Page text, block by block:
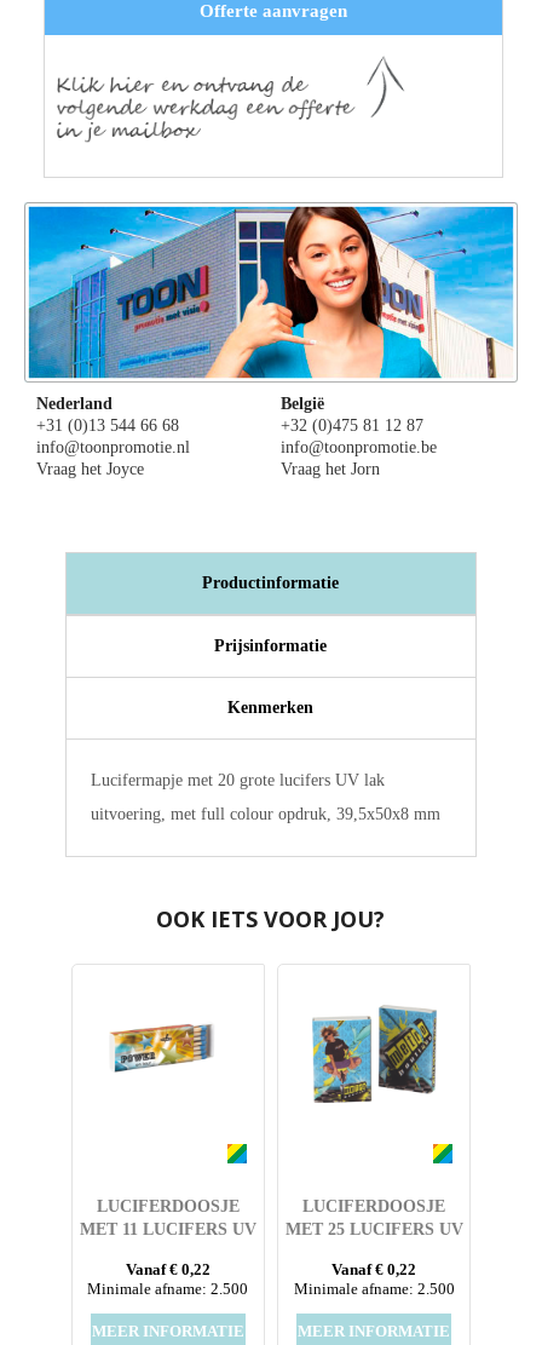
Offerte aanvragen
Nederland
+31 (0)13 544 66 68
info@toonpromotie.nl
Vraag het Joyce
België
+32 (0)475 81 12 87
info@toonpromotie.be
Vraag het Jorn
Productinformatie
Prijsinformatie
Kenmerken
Lucifermapje met 20 grote lucifers UV lak
uitvoering, met full colour opdruk, 39,5x50x8 mm
OOK IETS VOOR JOU?
LUCIFERDOOSJE
MET 11 LUCIFERS UV
MET FULL COLOUR
OPDRUK
Vanaf € 0,22
Minimale afname: 2.500
MEER INFORMATIE
LUCIFERDOOSJE
MET 25 LUCIFERS UV
MET FULL COLOUR
OPDRUK
Vanaf € 0,22
Minimale afname: 2.500
MEER INFORMATIE